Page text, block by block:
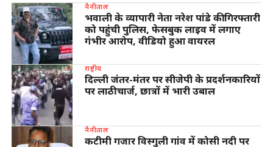
नैनीताल
भवाली के व्यापारी नेता नरेश पांडे की गिरफ्तारी
को पहुंची पुलिस, फेसबुक लाइव में लगाए
गंभीर आरोप, वीडियो हुआ वायरल
राष्ट्रीय
दिल्ली जंतर-मंतर पर सीजेपी के प्रदर्शनकारियों
पर लाठीचार्ज, छात्रों में भारी उबाल
नैनीताल
कटीमी गजार विस्गुली गांव में कोसी नदी पर